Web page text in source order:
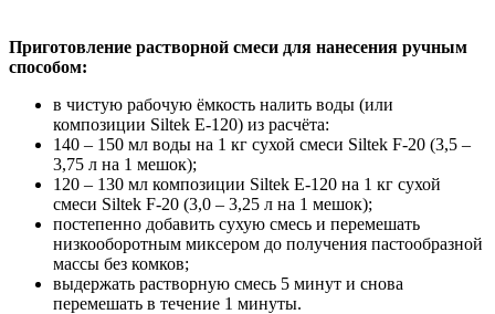
Приготовление растворной смеси для нанесения ручным
способом:
в чистую рабочую ёмкость налить воды (или
композиции Siltek Е-120) из расчёта:
140 – 150 мл воды на 1 кг сухой смеси Siltek F-20 (3,5 –
3,75 л на 1 мешок);
120 – 130 мл композиции Siltek Е-120 на 1 кг сухой
смеси Siltek F-20 (3,0 – 3,25 л на 1 мешок);
постепенно добавить сухую смесь и перемешать
низкооборотным миксером до получения пастообразной
массы без комков;
выдержать растворную смесь 5 минут и снова
перемешать в течение 1 минуты.